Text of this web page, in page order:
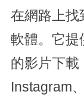
在網路上找
軟體。它提
的影片下載
Instagram